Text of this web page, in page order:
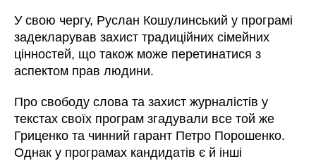
У свою чергу, Руслан Кошулинський у програмі
задекларував захист традиційних сімейних
цінностей, що також може перетинатися з
аспектом прав людини.
Про свободу слова та захист журналістів у
текстах своїх програм згадували все той же
Гриценко та чинний гарант Петро Порошенко.
Однак у програмах кандидатів є й інші